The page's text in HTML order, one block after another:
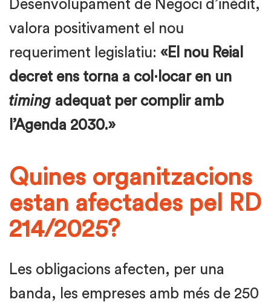
Desenvolupament de Negoci d’inèdit,
valora positivament el nou
requeriment legislatiu: «El nou Reial
decret ens torna a col·locar en un
timing adequat per complir amb
l’Agenda 2030.»
Quines organitzacions
estan afectades pel RD
214/2025?
Les obligacions afecten, per una
banda, les empreses amb més de 250